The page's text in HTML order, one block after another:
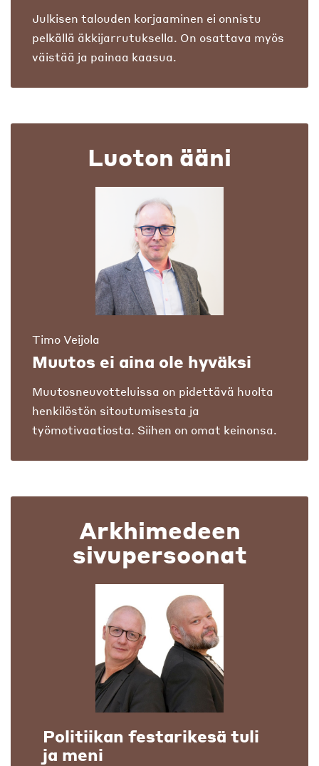
Julkisen talouden korjaaminen ei onnistu
pelkällä äkkijarrutuksella. On osattava myös
väistää ja painaa kaasua.
Luoton ääni
Timo Veijola
Muutos ei aina ole hyväksi
Muutosneuvotteluissa on pidettävä huolta
henkilöstön sitoutumisesta ja
työmotivaatiosta. Siihen on omat keinonsa.
Arkhimedeen
sivupersoonat
Politiikan festarikesä tuli
ja meni